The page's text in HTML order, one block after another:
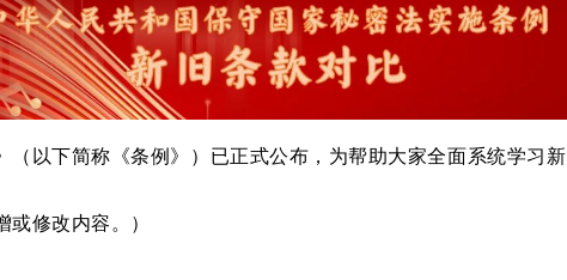
（以下简称《条例》 ）已正式公布，为帮助大家全面系统学习新
或修改内容。）